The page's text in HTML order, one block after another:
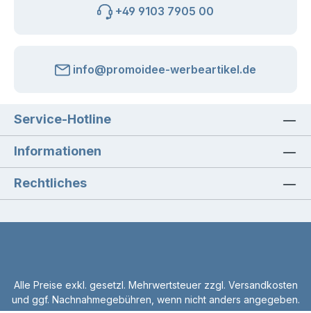
+49 9103 7905 00
info@promoidee-werbeartikel.de
Service-Hotline
Informationen
Rechtliches
Alle Preise exkl. gesetzl. Mehrwertsteuer zzgl. Versandkosten
und ggf. Nachnahmegebühren, wenn nicht anders angegeben.